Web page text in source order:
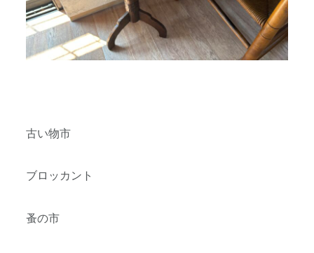
古い物市
ブロッカント
蚤の市